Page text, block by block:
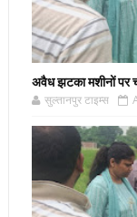
अवैध झटका मशीनों पर
सुल्तानपुर टाइम्स